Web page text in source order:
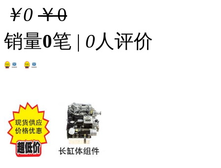
￥0 ￥0
销量0笔 | 0人评价